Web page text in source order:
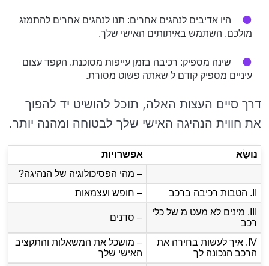
היו אדיבים לנהגים אחרים: תנו לנהגים אחרים להתמזג
מולכם. השתמש באיתותים האישי שלך.
שינה מספיק: רכיבה בזמן עייפות מסוכנת. הקפד עצום
עיניים מספיק קודם ל שאתה פשוט מסורת.
דרך סיים העצות האלה, תוכל להושיט יד להפוך
את חווית הנהיגה האישי שלך לבטוחה ומהנה יותר.
נוֹשֵׂא
אפשרויות
– מהי הפסיכולוגיה של הנהיגה?
– חופש ועצמאות
III. מינים לא מעט מ של כלי
רכב
– סדנים
IV. איך לעשות בחירה את
הרכב הנכונה לך
– מושכל את המשאלות והתקציב
האישי שלך